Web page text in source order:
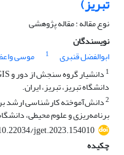
تبریز)
نوع مقاله : مقاله پژوهشی
نویسندگان
ابوالفضل قنبری
1 موسی
1
دانشگاه تبریز، تبریز، ایران.
2دانش‌‌آموخته کارشناسی ارشد
برنامه‌ریزی و علوم محیطی، دانشگاه
jget.2023.154010
چکیده